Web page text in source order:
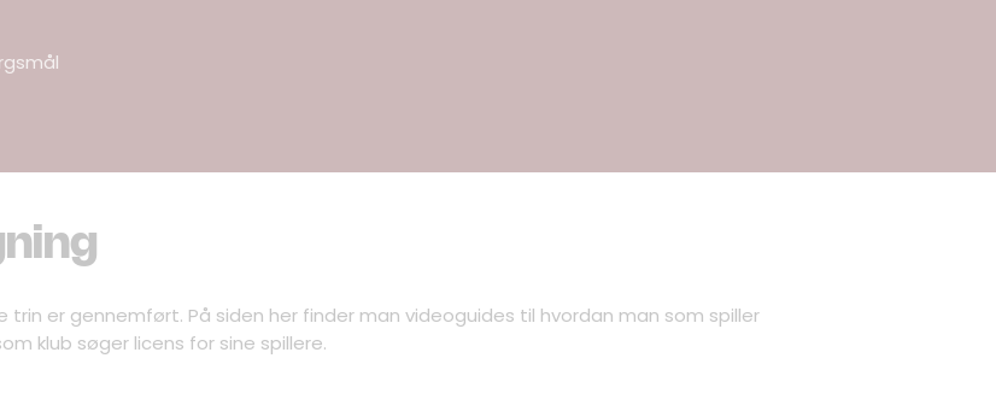
er gennemført. På siden her finder man videoguides til hvordan man som spiller
klub søger licens for sine spillere.